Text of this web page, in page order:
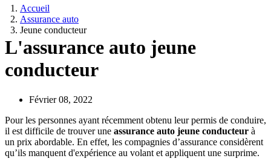
Accueil
Assurance auto
Jeune conducteur
L'assurance auto jeune
conducteur
Février 08, 2022
Pour les personnes ayant récemment obtenu leur permis de conduire,
il est difficile de trouver une assurance auto jeune conducteur à
un prix abordable. En effet, les compagnies d’assurance considèrent
qu’ils manquent d'expérience au volant et appliquent une surprime.